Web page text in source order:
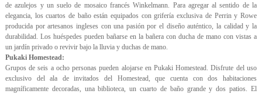
de azulejos y un suelo de mosaico francés Winkelmann. Para agregar al sentido de la
elegancia, los cuartos de baño están equipados con grifería exclusiva de Perrin y Rowe
producida por artesanos ingleses con una pasión por el diseño auténtico, la calidad y la
durabilidad. Los huéspedes pueden bañarse en la bañera con ducha de mano con vistas a
un jardín privado o revivir bajo la lluvia y duchas de mano.
Pukaki Homestead:
Grupos de seis a ocho personas pueden alojarse en Pukaki Homestead. Disfrute del uso
exclusivo del ala de invitados del Homestead, que cuenta con dos habitaciones
magníficamente decoradas, una biblioteca, un cuarto de baño grande y dos patios. El